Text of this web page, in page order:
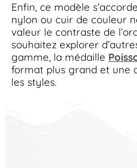
Enfin, ce modèle
nylon ou cuir de couleur
valeur le contraste de
souhaitez explorer
gamme, la médaille
format plus grand et une
les styles.